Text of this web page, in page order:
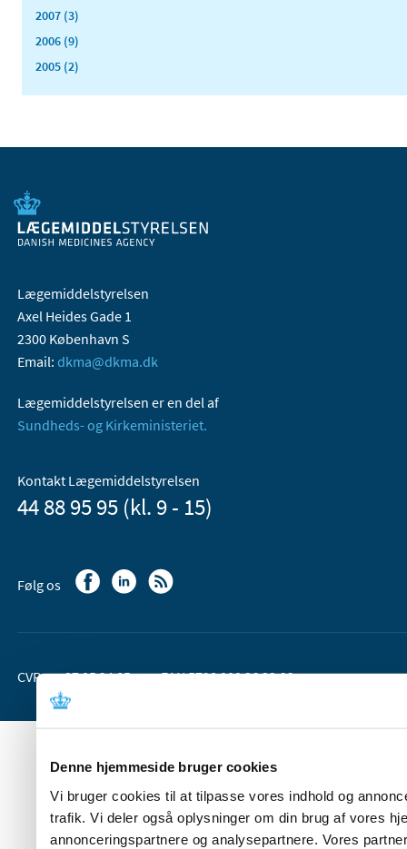
Denne hjemmeside bruger cookies
Vi bruger cookies til at tilpasse vores indhold og
trafik. Vi deler også oplysninger om din brug af vores
annonceringspartnere og analysepartnere. Vores
2007 (3)
2006 (9)
2005 (2)
Lægemiddelstyrelsen
Axel Heides Gade 1
2300 København S
Email: dkma@dkma.dk
Lægemiddelstyrelsen er en del af
Sundheds- og Kirkeministeriet.
Kontakt Lægemiddelstyrelsen
44 88 95 95 (kl. 9 - 15)
Følg os
CVR-nr. 37 05 24 85 EAN 5798 000 36 33 66